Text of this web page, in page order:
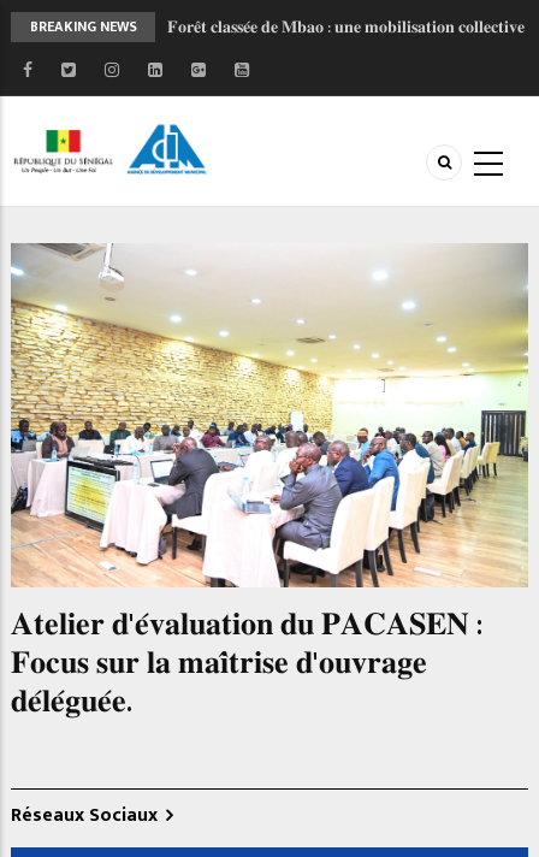
BREAKING NEWS
𝐅𝐨𝐫𝐞̂𝐭 𝐜𝐥𝐚𝐬𝐬𝐞́𝐞 𝐝𝐞 𝐌𝐛𝐚𝐨 : 𝐮𝐧𝐞 𝐦𝐨𝐛𝐢𝐥𝐢𝐬𝐚𝐭𝐢𝐨𝐧 𝐜𝐨𝐥𝐥𝐞𝐜𝐭𝐢𝐯𝐞
𝐩𝐨𝐮𝐫 𝐮𝐧 𝐚𝐯𝐞𝐧𝐢𝐫 𝐩𝐥𝐮𝐬 𝐫𝐞́𝐬𝐢𝐥𝐢𝐞𝐧𝐭
𝐋𝐚𝐧𝐜𝐞𝐦𝐞𝐧𝐭 𝐝𝐞 𝐥’𝐎𝐁𝐅𝐈𝐋𝐎𝐂 : 𝐔𝐧 𝐧𝐨𝐮𝐯𝐞𝐥 𝐨𝐮𝐭𝐢𝐥 𝐩𝐨𝐮𝐫
𝐏𝐑𝐎𝐆𝐄𝐏 𝟐 - 𝐅𝐚𝐜𝐞 𝐚̀ 𝐥'𝐡𝐢𝐯𝐞𝐫𝐧𝐚𝐠𝐞, 𝐥𝐚 𝐦𝐨𝐛𝐢𝐥𝐢𝐬𝐚𝐭𝐢𝐨𝐧
𝐜𝐨𝐧𝐭𝐢𝐧𝐮𝐞
𝐉𝐎𝐉 𝐃𝐚𝐤𝐚𝐫 𝟐𝟎𝟐𝟔 : 𝐒𝐚𝐧𝐠𝐚𝐥𝐤𝐚𝐦 𝐬𝐞 𝐦𝐨𝐛𝐢𝐥𝐢𝐬𝐞 𝐚𝐮 𝐜𝐨𝐭𝐞́
𝐓𝐞𝐜𝐡𝐧𝐢𝐪𝐮𝐞 𝐫𝐞𝐧𝐟𝐨𝐫𝐜𝐞 𝐥𝐚 𝐜𝐨𝐨𝐫𝐝𝐢𝐧𝐚𝐭𝐢𝐨𝐧 𝐝𝐞𝐬 𝐚𝐜𝐭𝐞𝐮𝐫𝐬
𝐀𝐭𝐞𝐥𝐢𝐞𝐫 𝐝'𝐞́𝐯𝐚𝐥𝐮𝐚𝐭𝐢𝐨𝐧 𝐝𝐮 𝐏𝐀𝐂𝐀𝐒𝐄𝐍 :
𝐅𝐨𝐜𝐮𝐬 𝐬𝐮𝐫 𝐥𝐚 𝐦𝐚𝐢̂𝐭𝐫𝐢𝐬𝐞 𝐝'𝐨𝐮𝐯𝐫𝐚𝐠𝐞
𝐝𝐞́𝐥𝐞́𝐠𝐮𝐞́𝐞.
Réseaux Sociaux